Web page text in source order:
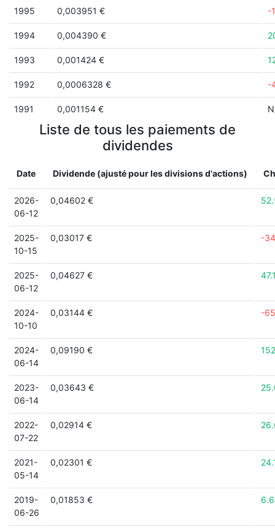
1995 0,003951 € -
1994 0,004390 €
1993 0,001424 €
1992 0,0006328 € -
1991 0,001154 €
Liste de tous les paiements de
dividendes
Date Dividende (ajusté pour les divisions d'actions)
2026-
06-12
0,04602 €
2025-
10-15
0,03017 € -
2025-
06-12
0,04627 €
2024-
10-10
0,03144 € -
2024-
06-14
0,09190 €
2023-
06-14
0,03643 €
2022-
07-22
0,02914 €
2021-
05-14
0,02301 €
2019-
06-26
0,01853 €